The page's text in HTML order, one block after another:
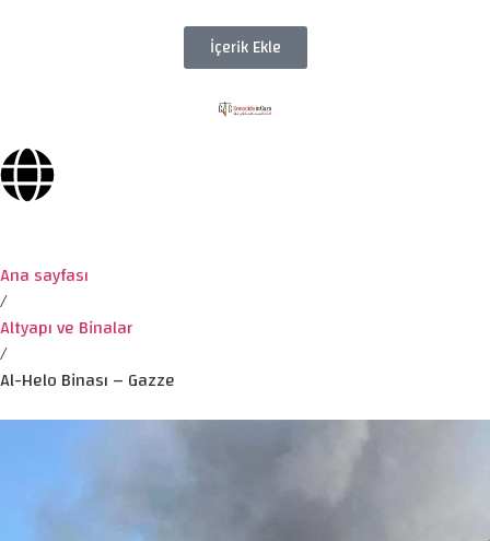
İçerik Ekle
Ana sayfası
/
Altyapı ve Binalar
/
Al-Helo Binası – Gazze